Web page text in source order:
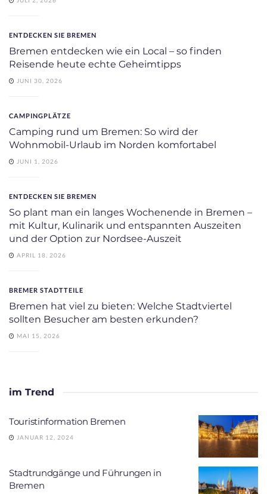
ENTDECKEN SIE BREMEN
Bremen entdecken wie ein Local – so finden
Reisende heute echte Geheimtipps
JUNI 30, 2026
CAMPINGPLÄTZE
Camping rund um Bremen: So wird der
Wohnmobil-Urlaub im Norden komfortabel
JUNI 1, 2026
ENTDECKEN SIE BREMEN
So plant man ein langes Wochenende in Bremen –
mit Kultur, Kulinarik und entspannten Auszeiten
und der Option zur Nordsee-Auszeit
APRIL 18, 2026
BREMER STADTTEILE
Bremen hat viel zu bieten: Welche Stadtviertel
sollten Besucher am besten erkunden?
MAI 15, 2026
im Trend
Touristinformation Bremen
JANUAR 12, 2024
Stadtrundgänge und Führungen in
Bremen